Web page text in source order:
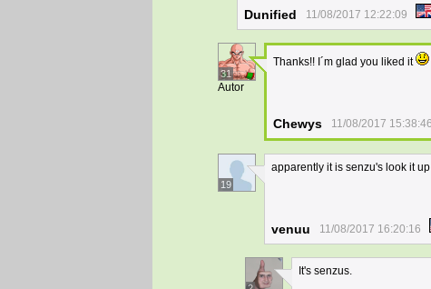
Dunified 11/08/2017 12:22:09
31
Autor
Thanks!! I´m glad you liked it
Chewys 11/08/2017 15:38:46
19
apparently it is senzu's look it
venuu 11/08/2017 16:20:16
It's senzus.